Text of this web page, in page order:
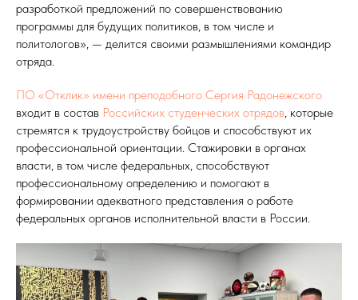
разработкой предложений по совершенствованию
программы для будущих политиков, в том числе и
политологов», — делится своими размышлениями командир
отряда.
ПО «Отклик» имени преподобного Сергия Радонежского
входит в состав Российских студенческих отрядов, которые
стремятся к трудоустройству бойцов и способствуют их
профессиональной ориентации. Стажировки в органах
власти, в том числе федеральных, способствуют
профессиональному определению и помогают в
формировании адекватного представления о работе
федеральных органов исполнительной власти в России.